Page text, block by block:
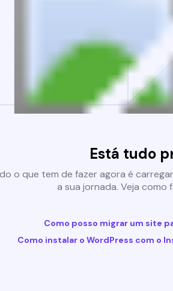
Está tudo
o que tem de fazer agora é
a sua jornada. Veja como
Como posso migrar um site
Como instalar o WordPress com o